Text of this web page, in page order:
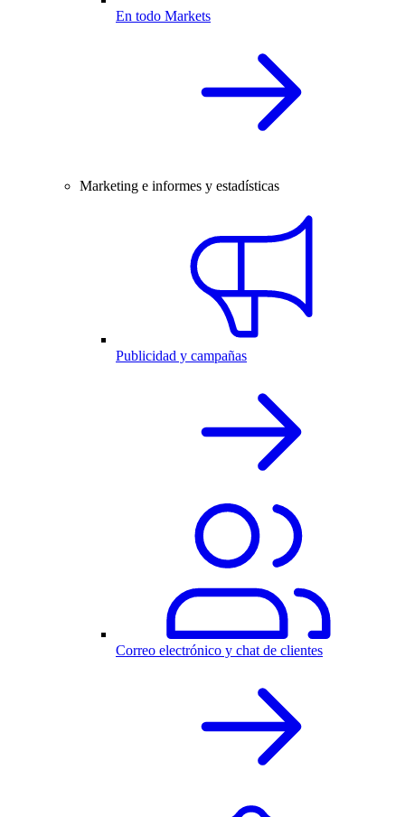
En todo Markets
Marketing e informes y estadísticas
Publicidad y campañas
Correo electrónico y chat de clientes